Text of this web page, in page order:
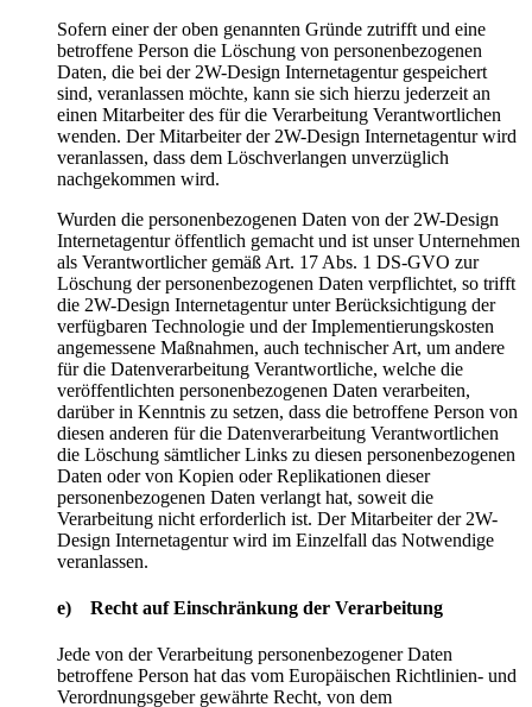
Sofern einer der oben genannten Gründe zutrifft und eine
betroffene Person die Löschung von personenbezogenen
Daten, die bei der 2W-Design Internetagentur gespeichert
sind, veranlassen möchte, kann sie sich hierzu jederzeit an
einen Mitarbeiter des für die Verarbeitung Verantwortlichen
wenden. Der Mitarbeiter der 2W-Design Internetagentur wird
veranlassen, dass dem Löschverlangen unverzüglich
nachgekommen wird.
Wurden die personenbezogenen Daten von der 2W-Design
Internetagentur öffentlich gemacht und ist unser Unternehmen
als Verantwortlicher gemäß Art. 17 Abs. 1 DS-GVO zur
Löschung der personenbezogenen Daten verpflichtet, so trifft
die 2W-Design Internetagentur unter Berücksichtigung der
verfügbaren Technologie und der Implementierungskosten
angemessene Maßnahmen, auch technischer Art, um andere
für die Datenverarbeitung Verantwortliche, welche die
veröffentlichten personenbezogenen Daten verarbeiten,
darüber in Kenntnis zu setzen, dass die betroffene Person von
diesen anderen für die Datenverarbeitung Verantwortlichen
die Löschung sämtlicher Links zu diesen personenbezogenen
Daten oder von Kopien oder Replikationen dieser
personenbezogenen Daten verlangt hat, soweit die
Verarbeitung nicht erforderlich ist. Der Mitarbeiter der 2W-
Design Internetagentur wird im Einzelfall das Notwendige
veranlassen.
e) Recht auf Einschränkung der Verarbeitung
Jede von der Verarbeitung personenbezogener Daten
betroffene Person hat das vom Europäischen Richtlinien- und
Verordnungsgeber gewährte Recht, von dem